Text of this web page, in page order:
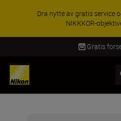
Dra nytte av gratis service
NIKKKOR-
Gratis